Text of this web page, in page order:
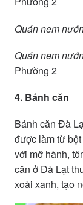
Quán nem
Quán nem
Phường 2
4. Bánh căn
Bánh căn Đà
được làm từ
với mỡ hành,
căn ở Đà Lạt
xoài xanh, tạo